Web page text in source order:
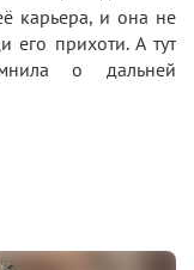
карьера, и она не
его прихоти. А тут
о дальней